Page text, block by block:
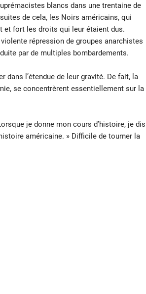
blancs dans une trentaine de
de cela, les Noirs américains, qui
et fort les droits qui leur étaient dus.
répression de groupes anarchistes
par de multiples bombardements.
dans l’étendue de leur gravité. De fait, la
se concentrèrent essentiellement sur la
je donne mon cours d’histoire, je dis
américaine. » Difficile de tourner la